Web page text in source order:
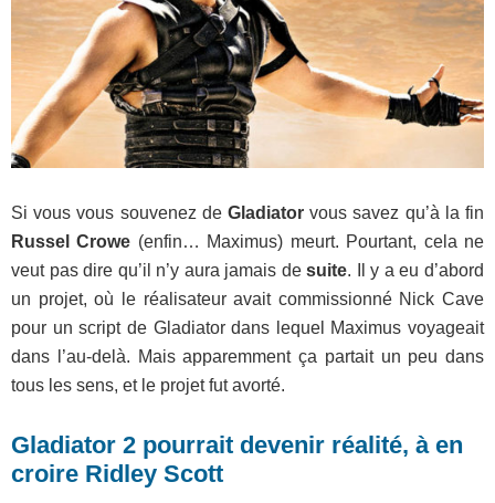
Si vous vous souvenez de Gladiator vous savez qu’à la fin
Russel Crowe (enfin… Maximus) meurt. Pourtant, cela ne
veut pas dire qu’il n’y aura jamais desuite. Il y a eu d’abord
un projet, où le réalisateur avait commissionné Nick Cave
pour un script de Gladiator dans lequel Maximus voyageait
dans l’au-delà. Mais apparemment ça partait un peu dans
tous les sens, et le projet fut avorté.
Gladiator 2 pourrait devenir réalité, à en
croire Ridley Scott